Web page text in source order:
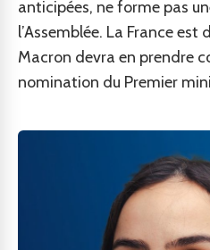
anticipées, ne forme pas
l’Assemblée. La France
Macron devra en prendre
nomination du Premier